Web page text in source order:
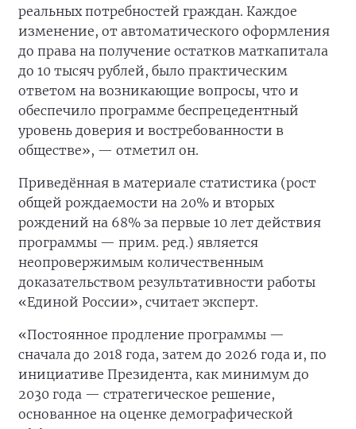
реальных потребностей граждан. Каждое
изменение, от автоматического оформления
до права на получение остатков маткапитала
до 10 тысяч рублей, было практическим
ответом на возникающие вопросы, что и
обеспечило программе беспрецедентный
уровень доверия и востребованности в
обществе», — отметил он.
Приведённая в материале статистика (рост
общей рождаемости на 20% и вторых
рождений на 68% за первые 10 лет действия
программы — прим. ред.) является
неопровержимым количественным
доказательством результативности работы
«Единой России», считает эксперт.
«Постоянное продление программы —
сначала до 2018 года, затем до 2026 года и, по
инициативе Президента, как минимум до
2030 года — стратегическое решение,
основанное на оценке демографической